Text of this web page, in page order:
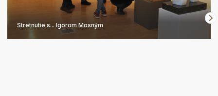
Stretnutie s... Igorom Mosným